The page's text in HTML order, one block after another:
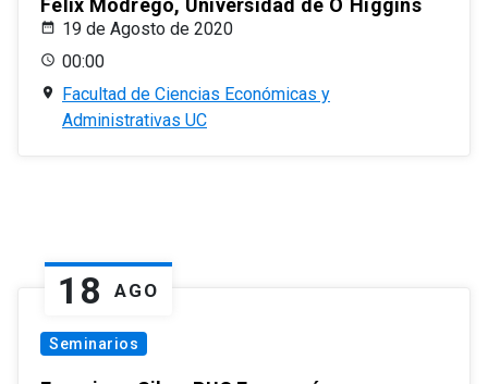
Félix Modrego, Universidad de O`Higgins
19 de Agosto de 2020
00:00
Facultad de Ciencias Económicas y
Administrativas UC
18 AGO
Seminarios